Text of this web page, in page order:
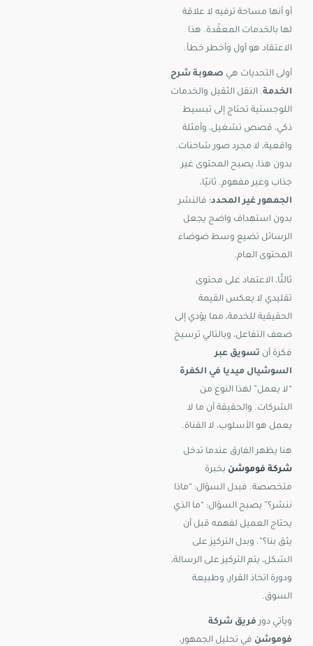
أو أنها مساحة ترفيه لا علاقة
لها بالخدمات المعقّدة. هذا
الاعتقاد هو أول وأخطر خطأ.
أولى التحديات هي صعوبة شرح
الخدمة. النقل الثقيل والخدمات
اللوجستية تحتاج إلى تبسيط
ذكي، قصص تشغيل، وأمثلة
واقعية، لا مجرد صور شاحنات.
بدون هذا، يصبح المحتوى غير
جذاب وغير مفهوم. ثانيًا،
الجمهور غير المحدد؛ فالنشر
بدون استهداف واضح يجعل
الرسائل تضيع وسط ضوضاء
المحتوى العام.
ثالثًا، الاعتماد على محتوى
تقليدي لا يعكس القيمة
الحقيقية للخدمة، مما يؤدي إلى
ضعف التفاعل، وبالتالي ترسيخ
فكرة أن تسويق عبر
السوشيال ميديا في الكفرة
“لا يعمل” لهذا النوع من
الشركات. والحقيقة أن ما لا
يعمل هو الأسلوب، لا القناة.
هنا يظهر الفارق عندما تدخل
شركة فوموشن بخبرة
متخصصة. فبدل السؤال: “ماذا
ننشر؟” يصبح السؤال: “ما الذي
يحتاج العميل لفهمه قبل أن
يثق بنا؟”. وبدل التركيز على
الشكل، يتم التركيز على الرسالة،
ودورة اتخاذ القرار، وطبيعة
السوق.
ويأتي دورفريق شركة
فوموشن في تحليل الجمهور،